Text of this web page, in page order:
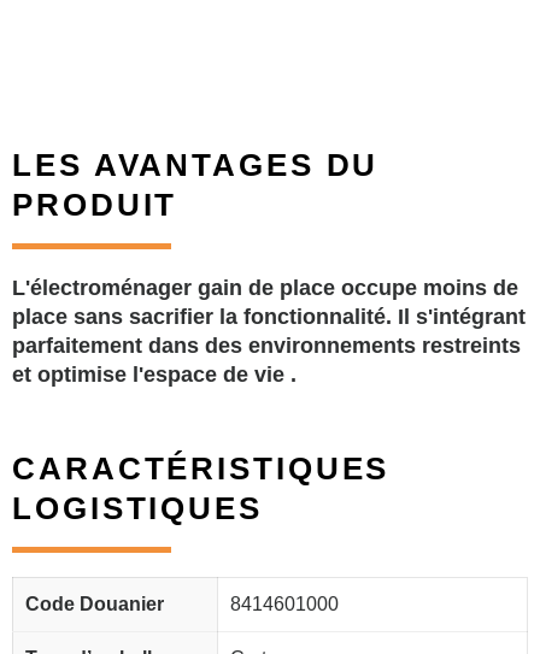
LES AVANTAGES DU
PRODUIT
L'électroménager gain de place occupe moins de
place sans sacrifier la fonctionnalité. Il s'intégrant
parfaitement dans des environnements restreints
et optimise l'espace de vie .
CARACTÉRISTIQUES
LOGISTIQUES
Code Douanier 8414601000